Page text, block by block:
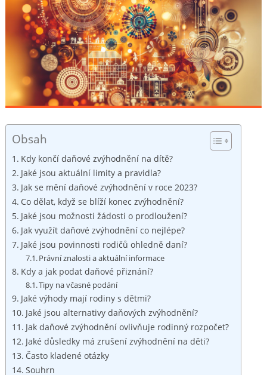
Obsah
Kdy končí daňové zvýhodnění na dítě?
Jaké jsou aktuální limity a pravidla?
Jak se mění daňové zvýhodnění v roce 2023?
Co dělat, když se blíží konec zvýhodnění?
Jaké jsou možnosti žádosti o prodloužení?
Jak využít daňové zvýhodnění co nejlépe?
Jaké jsou povinnosti rodičů ohledně daní?
Právní znalosti a aktuální informace
Kdy a jak podat daňové přiznání?
Tipy na včasné podání
Jaké výhody mají rodiny s dětmi?
Jaké jsou alternativy daňových zvýhodnění?
Jak daňové zvýhodnění ovlivňuje rodinný rozpočet?
Jaké důsledky má zrušení zvýhodnění na děti?
Často kladené otázky
Souhrn